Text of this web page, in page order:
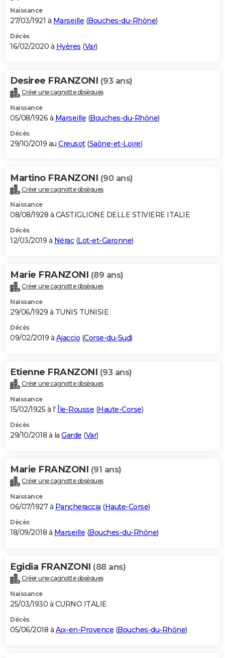
Naissance
27/03/1921 à Marseille (Bouches-du-Rhône)
Décès
16/02/2020 à Hyères (Var)
Desiree FRANZONI (93 ans)
Créer une cagnotte obsèques
Naissance
05/08/1926 à Marseille (Bouches-du-Rhône)
Décès
29/10/2019 au Creusot(Saône-et-Loire)
Martino FRANZONI (90 ans)
Créer une cagnotte obsèques
Naissance
08/08/1928 à CASTIGLIONE DELLE STIVIERE ITALIE
Décès
12/03/2019 à Nérac(Lot-et-Garonne)
Marie FRANZONI (89 ans)
Créer une cagnotte obsèques
Naissance
29/06/1929 à TUNIS TUNISIE
Décès
09/02/2019 à Ajaccio (Corse-du-Sud)
Etienne FRANZONI (93 ans)
Créer une cagnotte obsèques
Naissance
15/02/1925 à l' Île-Rousse (Haute-Corse)
Décès
29/10/2018 à la Garde (Var)
Marie FRANZONI (91 ans)
Créer une cagnotte obsèques
Naissance
06/07/1927 à Pancheraccia (Haute-Corse)
Décès
18/09/2018 à Marseille (Bouches-du-Rhône)
Egidia FRANZONI (88 ans)
Créer une cagnotte obsèques
Naissance
25/03/1930 à CURNO ITALIE
Décès
05/06/2018 à Aix-en-Provence (Bouches-du-Rhône)